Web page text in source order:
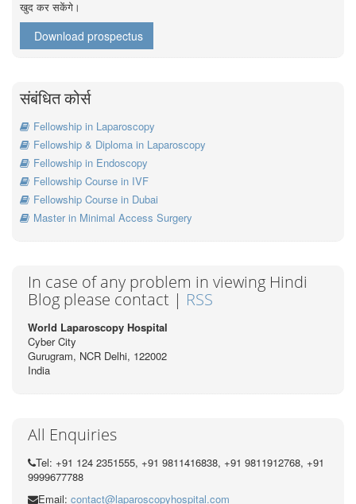
खुद कर सकेंगे।
Download prospectus
संबंधित कोर्स
Fellowship in Laparoscopy
Fellowship & Diploma in Laparoscopy
Fellowship in Endoscopy
Fellowship Course in IVF
Fellowship Course in Dubai
Master in Minimal Access Surgery
In case of any problem in viewing Hindi
Blog please contact | RSS
World Laparoscopy Hospital
Cyber City
Gurugram, NCR Delhi, 122002
India
All Enquiries
Tel: +91 124 2351555, +91 9811416838, +91 9811912768, +91
9999677788
Email: contact@laparoscopyhospital.com